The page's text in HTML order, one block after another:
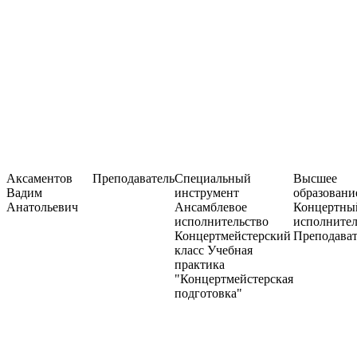
Аксаментов
Вадим
Анатольевич
ПреподавательСпециальный
инструмент
Ансамблевое
исполнительство
Концертмейстерский
класс Учебная
практика
"Концертмейстерская
подготовка"
Высшее